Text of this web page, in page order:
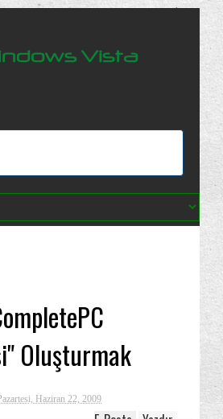
Oluşturmak
Pazartesi, Haziran 22, 2009